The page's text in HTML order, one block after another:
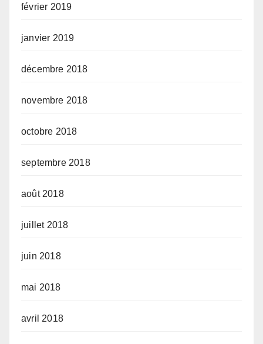
février 2019
janvier 2019
décembre 2018
novembre 2018
octobre 2018
septembre 2018
août 2018
juillet 2018
juin 2018
mai 2018
avril 2018